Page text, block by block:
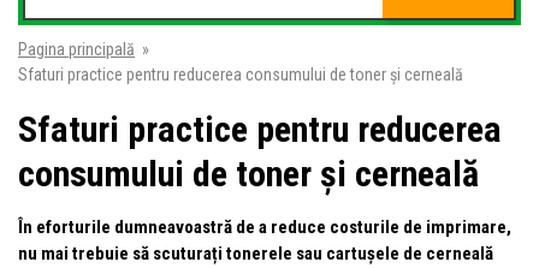
Pagina principală »
Sfaturi practice pentru reducerea consumului de toner și cerneală
Sfaturi practice pentru reducerea
consumului de toner și cerneală
În eforturile dumneavoastră de a reduce costurile de imprimare,
nu mai trebuie să scuturați tonerele sau cartușele de cerneală